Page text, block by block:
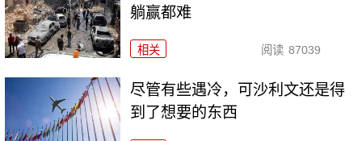
躺赢都难
相关 阅读 87039
尽管有些遇冷，可沙利文还是得
到了想要的东西